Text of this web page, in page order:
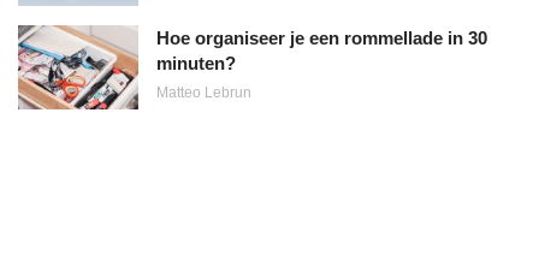
Hoe organiseer je een rommellade in 30
minuten?
Matteo Lebrun